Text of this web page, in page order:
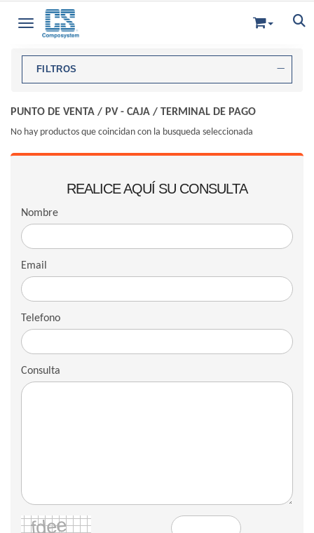
Toggle navigation
FILTROS
PUNTO DE VENTA / PV - CAJA / TERMINAL DE PAGO
No hay productos que coincidan con la busqueda seleccionada
REALICE AQUÍ SU CONSULTA
Nombre
Email
Telefono
Consulta